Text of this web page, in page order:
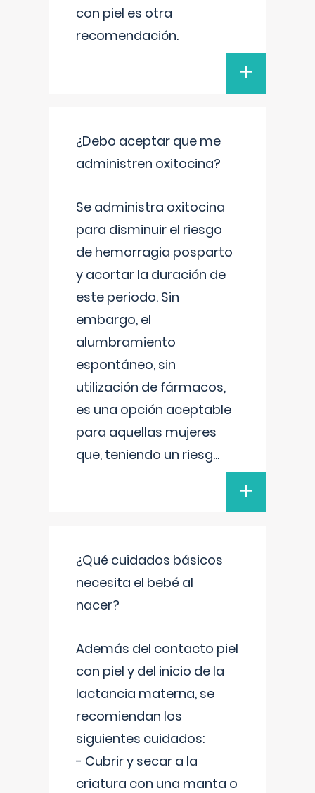
con piel es otra
recomendación.
+
¿Debo aceptar que me
administren oxitocina?
Se administra oxitocina
para disminuir el riesgo
de hemorragia posparto
y acortar la duración de
este periodo. Sin
embargo, el
alumbramiento
espontáneo, sin
utilización de fármacos,
es una opción aceptable
para aquellas mujeres
que, teniendo un riesg...
+
¿Qué cuidados básicos
necesita el bebé al
nacer?
Además del contacto piel
con piel y del inicio de la
lactancia materna, se
recomiendan los
siguientes cuidados:
- Cubrir y secar a la
criatura con una manta o